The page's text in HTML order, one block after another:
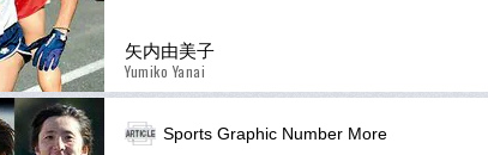
矢内由美子
Yumiko Yanai
Sports Graphic Number More